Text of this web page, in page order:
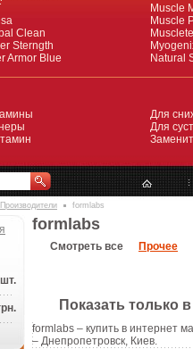
Clean
Sterngth
Armor Blue
Muscle
Muscle
Natural
Для
Для
Производители formlabs
formlabs
Смотреть все Прочее
Показать только
formlabs – купить в интернет
– Днепропетровск, Киев.